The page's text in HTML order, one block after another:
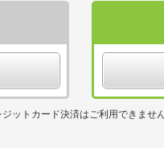
ットカード決済はご利用できませ